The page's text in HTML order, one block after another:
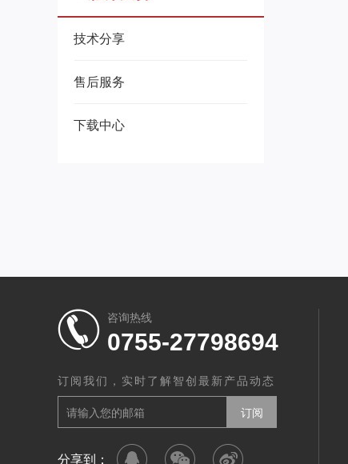
技术分享
售后服务
下载中心
咨询热线
0755-27798694
订阅我们，实时了解智创最新产品动态
分享到：